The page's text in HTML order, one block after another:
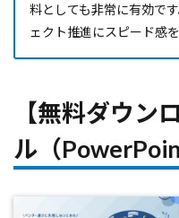
料としても非常に有効で
ェクト推進にスピード感
【無料ダウン
ル（